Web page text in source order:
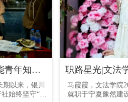
以知促行 以行践知 | 从银能青年知行社走出的“追光者”们
以来，银川
始终坚守“知
职路星光|文法
马霞霞，文法学院
就职于宁夏豫然建